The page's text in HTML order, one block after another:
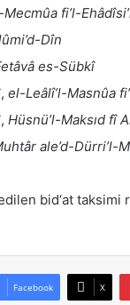
fi’l-
Dîn
es-Sübkî
el-Leâlî’l-Masnûa
Hüsnü’l-Maksıd fî
ale’d-Dürri’l-
bid‘at
Facebook X